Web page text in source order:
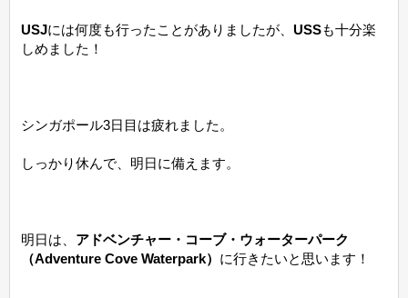
USJには何度も行ったことがありましたが、 USSも十分楽
しめました！
シンガポール3日目は疲れました。
しっかり休んで、明日に備えます。
明日は、 アドベンチャー・コーブ・ウォーターパーク
（Adventure Cove Waterpark） に行きたいと思います！